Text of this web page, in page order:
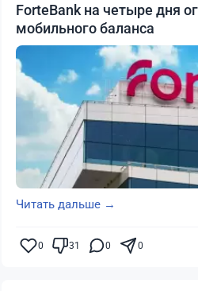
ForteBank на четыре дня
мобильного баланса
Читать дальше →
0 31 0 0